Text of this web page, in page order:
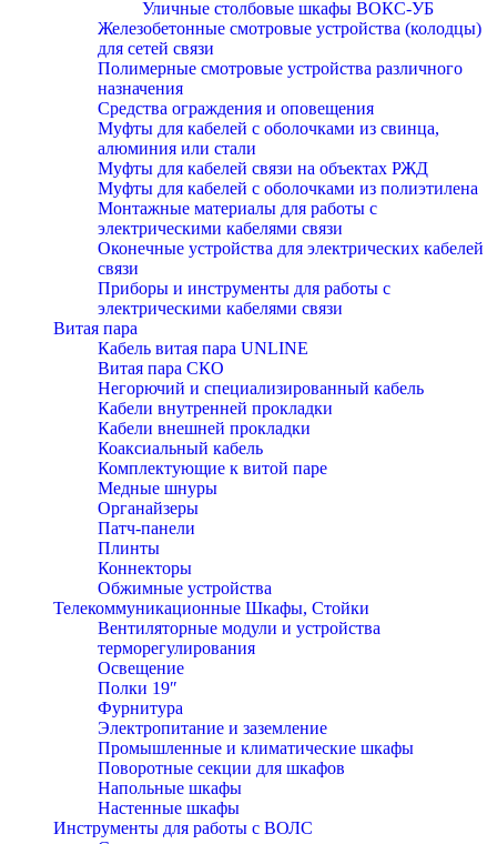
Уличные столбовые шкафы ВОКС-УБ
Железобетонные смотровые устройства (колодцы)
для сетей связи
Полимерные смотровые устройства различного
назначения
Средства ограждения и оповещения
Муфты для кабелей с оболочками из свинца,
алюминия или стали
Муфты для кабелей связи на объектах РЖД
Муфты для кабелей с оболочками из полиэтилена
Монтажные материалы для работы с
электрическими кабелями связи
Оконечные устройства для электрических кабелей
связи
Приборы и инструменты для работы с
электрическими кабелями связи
Витая пара
Кабель витая пара UNLINE
Витая пара СКО
Негорючий и специализированный кабель
Кабели внутренней прокладки
Кабели внешней прокладки
Коаксиальный кабель
Комплектующие к витой паре
Медные шнуры
Органайзеры
Патч-панели
Плинты
Коннекторы
Обжимные устройства
Телекоммуникационные Шкафы, Стойки
Вентиляторные модули и устройства
терморегулирования
Освещение
Полки 19″
Фурнитура
Электропитание и заземление
Промышленные и климатические шкафы
Поворотные секции для шкафов
Напольные шкафы
Настенные шкафы
Инструменты для работы с ВОЛС